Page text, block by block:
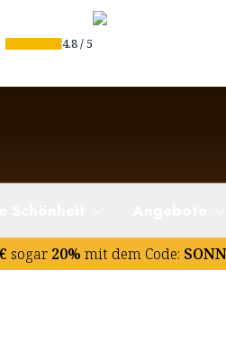
4.8/5
sogar 20% mit dem Code: